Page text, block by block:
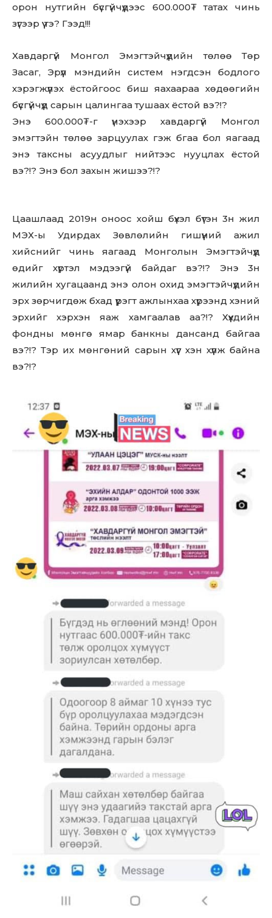
орон нутгийн бүсгүйчүүдээс 600.000₮ татах чинь
зүгээр үү тэ? Гээд!!!
Хавдаргүй Монгол Эмэгтэйчүүдийн төлөө Төр
Засаг, Эрүүл мэндийн систем нэгдсэн бодлого
хэрэгжүүлэх ёстойгоос биш яахаараа хөдөөгийн
бүсгүйчүүд сарын цалингаа тушаах ёстой вэ?!?
Энэ 600.000₮-г үнэхээр хавдаргүй Монгол
эмэгтэйн төлөө зарцуулах гэж бгаа бол яагаад
энэ таксны асуудлыг нийтээс нууцлах ёстой
вэ?!? Энэ бол захын жишээ?!?
Цаашлаад 2019н оноос хойш бүхэл бүтэн 3н жил
МЭХ-ы Удирдах Зөвлөлийн гишүүний ажил
хийснийг чинь яагаад Монголын Эмэгтэйчүүд
өдийг хүртэл мэдээгүй байдаг вэ?!? Энэ 3н
жилийн хугацаанд энэ олон охид эмэгтэйчүүдийн
эрх зөрчигдөж бхад үүрэгт ажлынхаа хүрээнд хэний
эрхийг хэрхэн яаж хамгаалав аа?!? Хүүхдийн
фондны мөнгө ямар банкны дансанд байгаа
вэ?!? Тэр их мөнгөний сарын хүүг хэн хүүлж байна
вэ?!?